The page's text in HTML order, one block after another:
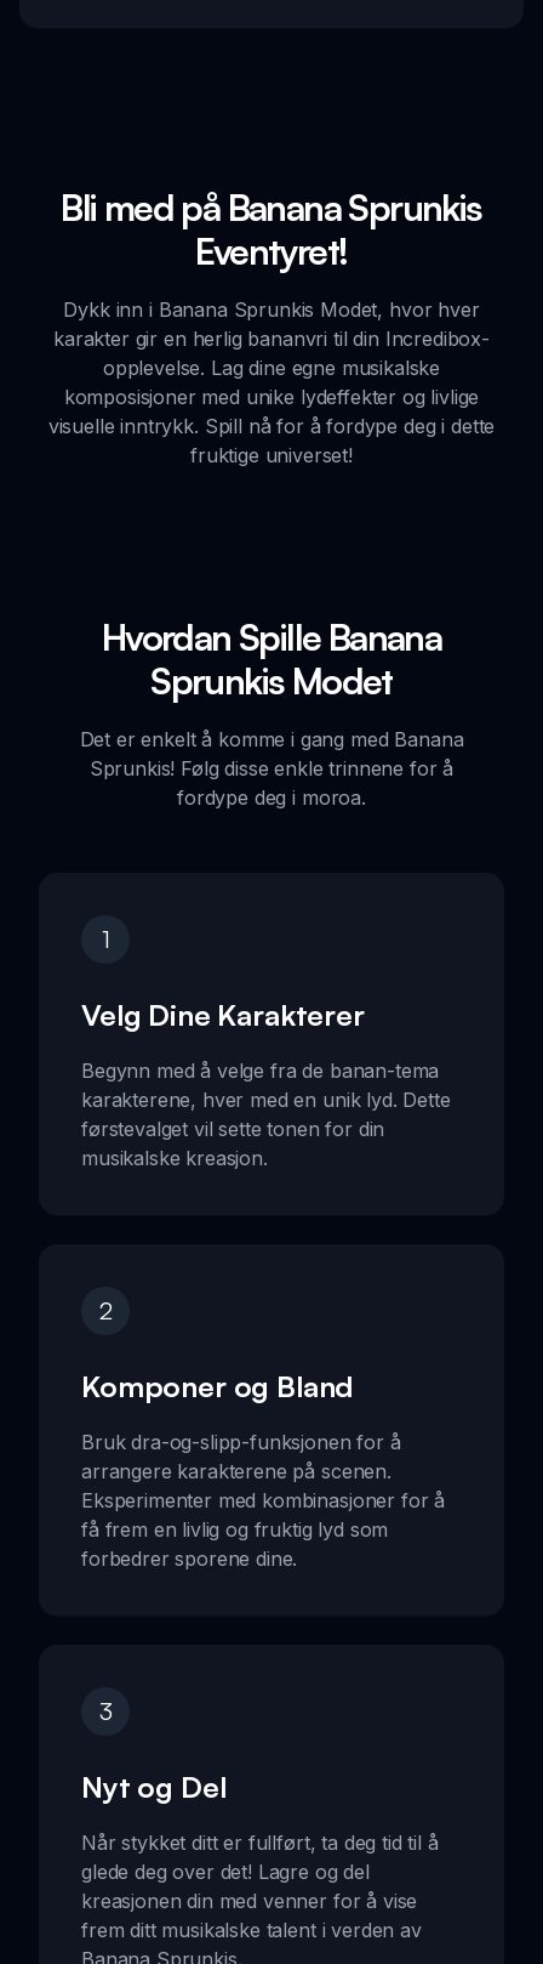
Bli med på Banana Sprunkis
Eventyret!
Dykk inn i Banana Sprunkis Modet, hvor hver
karakter gir en herlig bananvri til din Incredibox-
opplevelse. Lag dine egne musikalske
komposisjoner med unike lydeffekter og livlige
visuelle inntrykk. Spill nå for å fordype deg i dette
fruktige universet!
Hvordan Spille Banana
Sprunkis Modet
Det er enkelt å komme i gang med Banana
Sprunkis! Følg disse enkle trinnene for å
fordype deg i moroa.
1
Velg Dine Karakterer
Begynn med å velge fra de banan-tema
karakterene, hver med en unik lyd. Dette
førstevalget vil sette tonen for din
musikalske kreasjon.
2
Komponer og Bland
Bruk dra-og-slipp-funksjonen for å
arrangere karakterene på scenen.
Eksperimenter med kombinasjoner for å
få frem en livlig og fruktig lyd som
forbedrer sporene dine.
3
Nyt og Del
Når stykket ditt er fullført, ta deg tid til å
glede deg over det! Lagre og del
kreasjonen din med venner for å vise
frem ditt musikalske talent i verden av